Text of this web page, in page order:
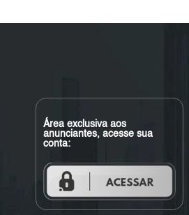
Área exclusiva aos
anunciantes, acesse sua
conta: